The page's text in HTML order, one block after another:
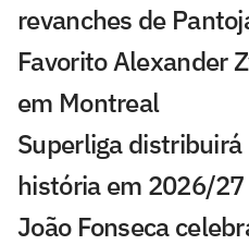
revanches de
Favorito Alexander
em Montreal
Superliga
história em 2026/27
João Fonseca